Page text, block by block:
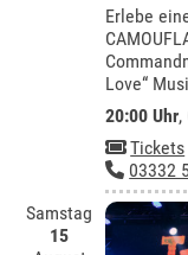
Erlebe
Love“
20:00 Uhr,
Tickets
03332
Samstag
15